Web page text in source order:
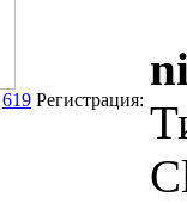
619 Регистрация: